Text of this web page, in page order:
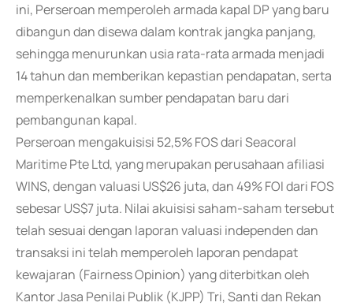
ini, Perseroan memperoleh armada kapal DP yang baru
dibangun dan disewa dalam kontrak jangka panjang,
sehingga menurunkan usia rata-rata armada menjadi
14 tahun dan memberikan kepastian pendapatan, serta
memperkenalkan sumber pendapatan baru dari
pembangunan kapal.
Perseroan mengakuisisi 52,5% FOS dari Seacoral
Maritime Pte Ltd, yang merupakan perusahaan afiliasi
WINS, dengan valuasi US$26 juta, dan 49% FOI dari FOS
sebesar US$7 juta. Nilai akuisisi saham-saham tersebut
telah sesuai dengan laporan valuasi independen dan
transaksi ini telah memperoleh laporan pendapat
kewajaran (Fairness Opinion) yang diterbitkan oleh
Kantor Jasa Penilai Publik (KJPP) Tri, Santi dan Rekan